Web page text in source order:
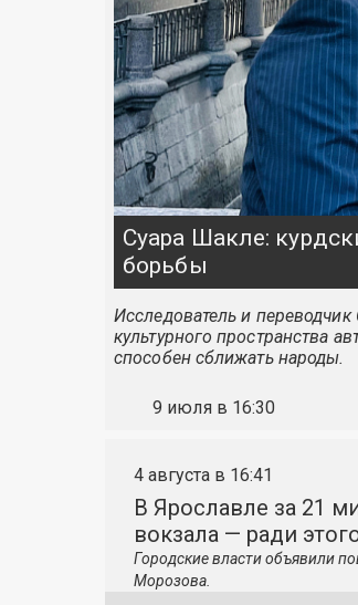
Суара Шакле:
борьбы
Исследователь и переводчик
культурного пространства
способен сближать народы.
9 июля в 16:30
4 августа в 16:41
В Ярославле за 21
вокзала — ради
Городские власти объявили
Морозова.